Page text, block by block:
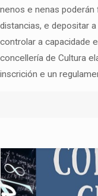
nenos e nenas
distancias, e depositar
controlar a capacidade
concellería de Cultura
inscrición e un